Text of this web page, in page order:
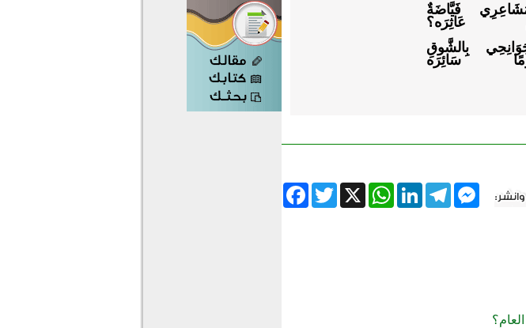
فَيَّاضَةٌ
عَاثِرَه؟
بِالشَّوقِ
سَائِرَه
FacebookTwitter X
WhatsAppLinkedInTelegram
Messenger